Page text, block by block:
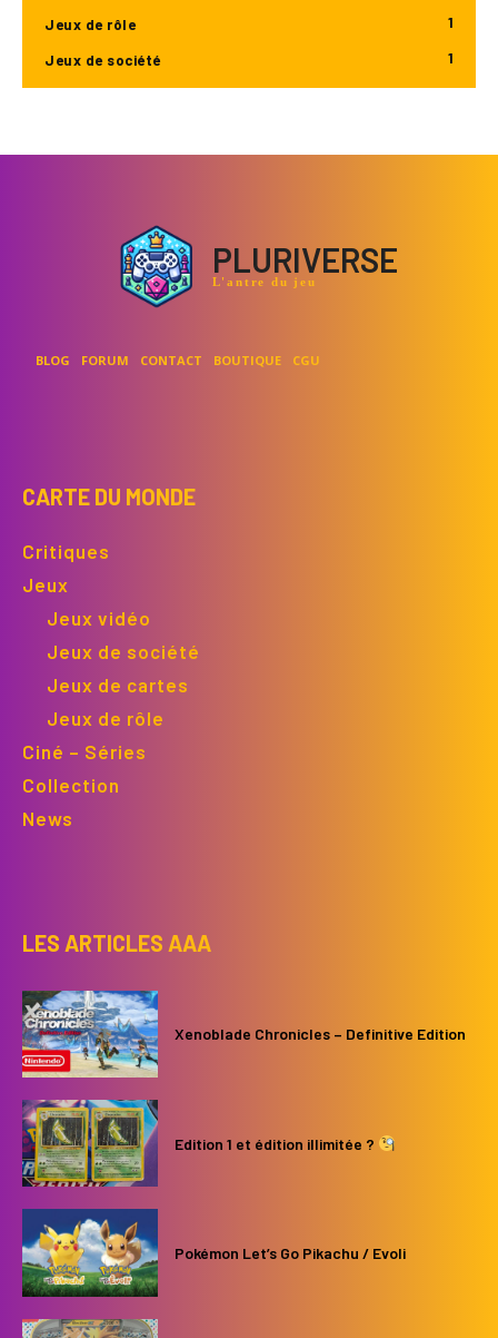
Jeux de rôle 1
Jeux de société 1
PLURIVERSE
L'antre du jeu
BLOG FORUM CONTACT BOUTIQUE CGU
CARTE DU MONDE
Critiques
Jeux
Jeux vidéo
Jeux de société
Jeux de cartes
Jeux de rôle
Ciné – Séries
Collection
News
LES ARTICLES AAA
Xenoblade Chronicles – Definitive Edition
Edition 1 et édition illimitée ?
Pokémon Let’s Go Pikachu / Evoli